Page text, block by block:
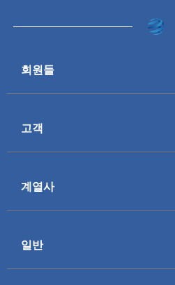
회원들
고객
계열사
일반